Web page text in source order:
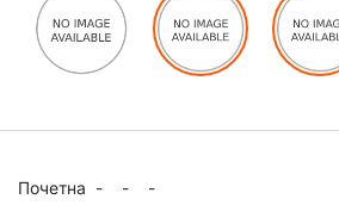
Почетна - - -